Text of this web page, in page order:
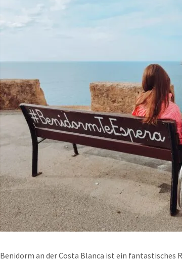
Benidorm an der Costa Blanca ist ein fantastisches